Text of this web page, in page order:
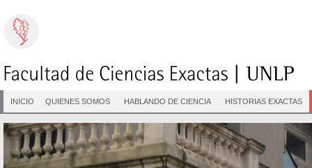
INICIO QUIENES SOMOS HABLANDO DE CIENCIA HISTORIAS EXACTAS